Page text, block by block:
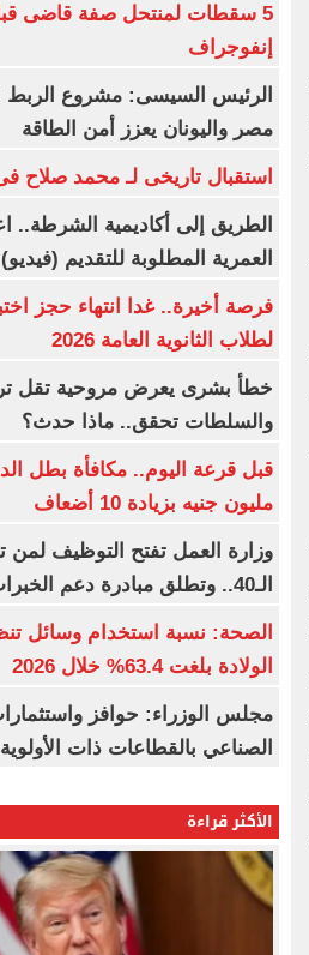
5 سقطات لمنتحل صفة قاضى
إنفوجراف
الرئيس السيسى: مشروع الربط
مصر واليونان يعزز أمن الطاقة
استقبال تاريخى لـ محمد صلاح
الطريق إلى أكاديمية الشرطة..
العمرية المطلوبة للتقديم (فيديو)
فرصة أخيرة.. غدا انتهاء حجز
لطلاب الثانوية العامة 2026
خطأ بشرى يعرض مروحية تقل
والسلطات تحقق.. ماذا حدث؟
مليون جنيه بزيادة 10 أضعاف
وزارة العمل تفتح التوظيف لمن
الـ40.. وتطلق مبادرة دعم الخبرات
الصحة: نسبة استخدام وسائل
الولادة بلغت 63.4% خلال 2026
مجلس الوزراء: حوافز
الصناعي بالقطاعات ذات الأولوية
الأكثر قراءة